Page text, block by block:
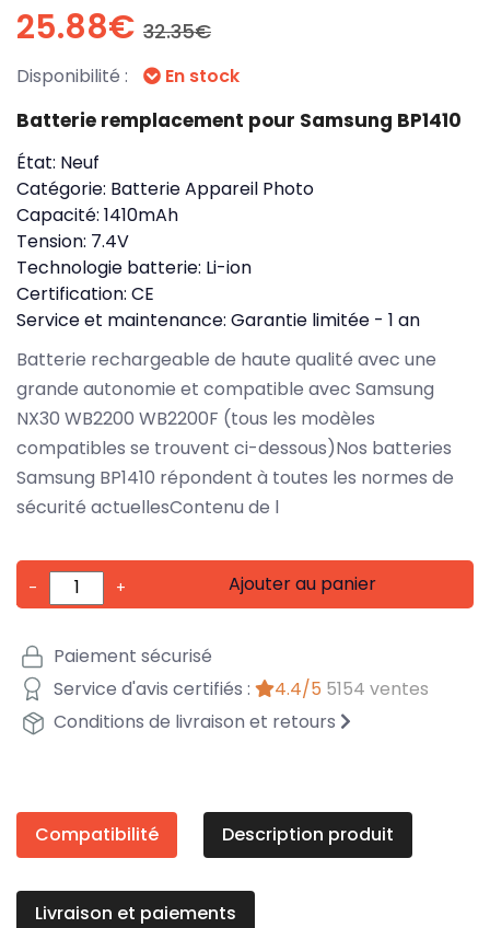
25.88€ 32.35€
Disponibilité : En stock
Batterie remplacement pour Samsung BP1410
État: Neuf
Catégorie: Batterie Appareil Photo
Capacité: 1410mAh
Tension: 7.4V
Technologie batterie: Li-ion
Certification: CE
Service et maintenance: Garantie limitée - 1 an
Batterie rechargeable de haute qualité avec une
grande autonomie et compatible avec Samsung
NX30 WB2200 WB2200F (tous les modèles
compatibles se trouvent ci-dessous)Nos batteries
Samsung BP1410 répondent à toutes les normes de
sécurité actuellesContenu de l
- + Ajouter au panier
Paiement sécurisé
Service d'avis certifiés :
4.4/5 5154 ventes
Conditions de livraison et retours
Compatibilité Description produit
Livraison et paiements